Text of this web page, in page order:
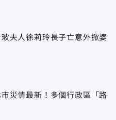
夫人徐莉玲長子亡意外掀婆
災情最新！多個行政區「路